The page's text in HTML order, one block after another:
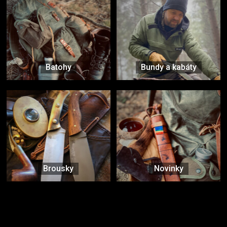
Batohy Bundy a kabáty
Brousky Novinky